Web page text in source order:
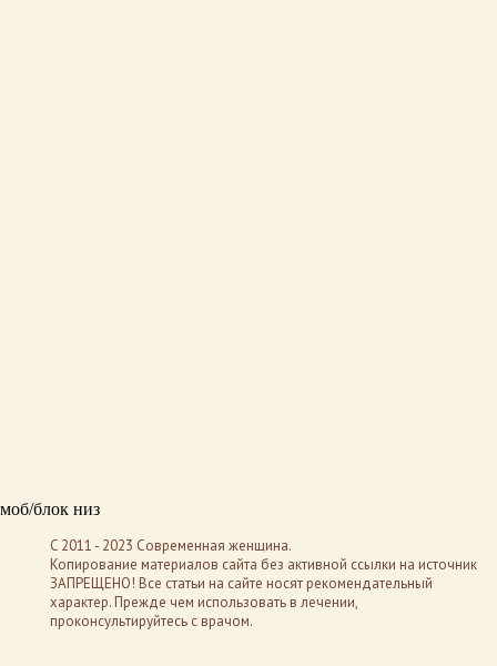
моб/блок низ
C 2011 - 2023 Современная женщина.
Копирование материалов сайта без активной ссылки на источник
ЗАПРЕЩЕНО! Все статьи на сайте носят рекомендательный
характер. Прежде чем использовать в лечении,
проконсультируйтесь с врачом.